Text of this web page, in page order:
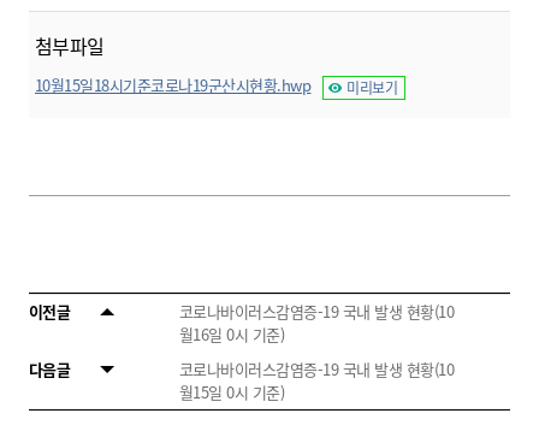
첨부파일
10월15일18시기준코로나19군산시현황.hwp 미리보기
이전글
코로나바이러스감염증-19 국내 발생 현황(10
월16일 0시 기준)
다음글
코로나바이러스감염증-19 국내 발생 현황(10
월15일 0시 기준)